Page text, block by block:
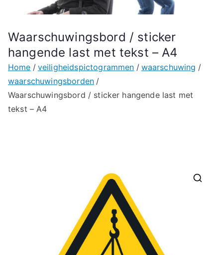
Waarschuwingsbord / sticker
hangende last met tekst – A4
Home veiligheidspictogrammen
waarschuwing
waarschuwingsborden
Waarschuwingsbord / sticker hangende last met
tekst – A4